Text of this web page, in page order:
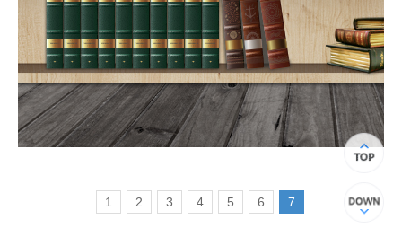
1 2 3 4 5 6 7(current)